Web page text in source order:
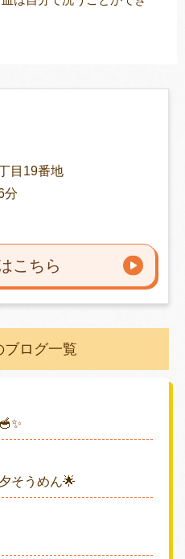
目19番地
分
こちら
ブログ一覧
そうめん🌟